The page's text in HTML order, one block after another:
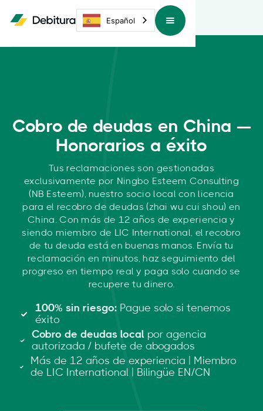
Español
Cobro de deudas en China —
Honorarios a éxito
Tus reclamaciones son gestionadas
exclusivamente por Ningbo Esteem Consulting
(NB Esteem), nuestro socio local con licencia
para el recobro de deudas (zhai wu cui shou) en
China. Con más de 12 años de experiencia y
siendo miembro de LIC International, el recobro
de tu deuda está en buenas manos. Envía tu
reclamación en minutos, haz seguimiento del
progreso en tiempo real y paga solo cuando se
recupere tu dinero.
100% sin riesgo: Pague solo si tenemos
éxito
Cobro de deudas local por agencia
autorizada / bufete de abogados
Más de 12 años de experiencia | Miembro
de LIC International | Bilingüe EN/CN